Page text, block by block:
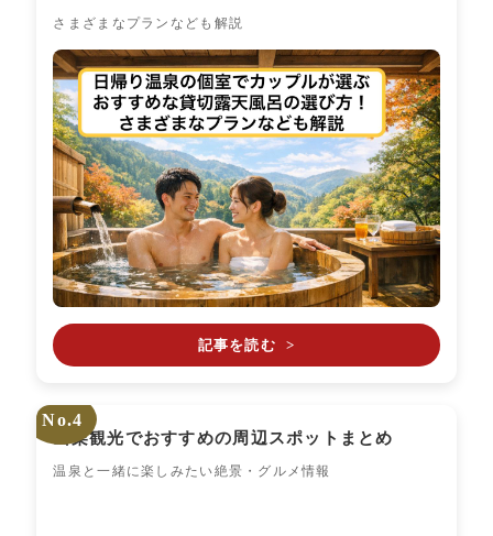
さまざまなプランなども解説
記事を読む >
No.4
山梨観光でおすすめの周辺スポットまとめ
温泉と一緒に楽しみたい絶景・グルメ情報